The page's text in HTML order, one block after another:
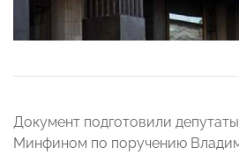
Документ подготовили
Минфином по поручению